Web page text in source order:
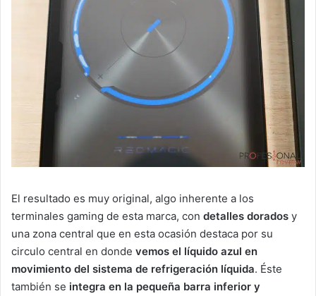
El resultado es muy original, algo inherente a los
terminales gaming de esta marca, con detalles dorados y
una zona central que en esta ocasión destaca por su
circulo central en donde vemos el líquido azul en
movimiento del sistema de refrigeración líquida. Éste
también se integra en la pequeña barra inferior y